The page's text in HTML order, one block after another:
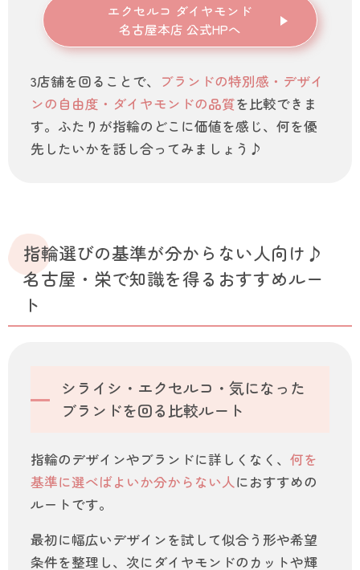
エクセルコ ダイヤモンド
名古屋本店 公式HPへ
3店舗を回ることで、
ブランドの特別感・デザイ
ンの自由度・ダイヤモンドの品質を比較できま
す。ふたりが指輪のどこに価値を感じ、何を優
先したいかを話し合ってみましょう♪
指輪選びの基準が分からない人向け♪
名古屋・栄で知識を得るおすすめルー
ト
シライシ・エクセルコ・気になった
ブランドを回る比較ルート
指輪のデザインやブランドに詳しくなく、何を
基準に選べばよいか分からない人におすすめの
ルートです。
最初に幅広いデザインを試して似合う形や希望
条件を整理し、次にダイヤモンドのカットや輝